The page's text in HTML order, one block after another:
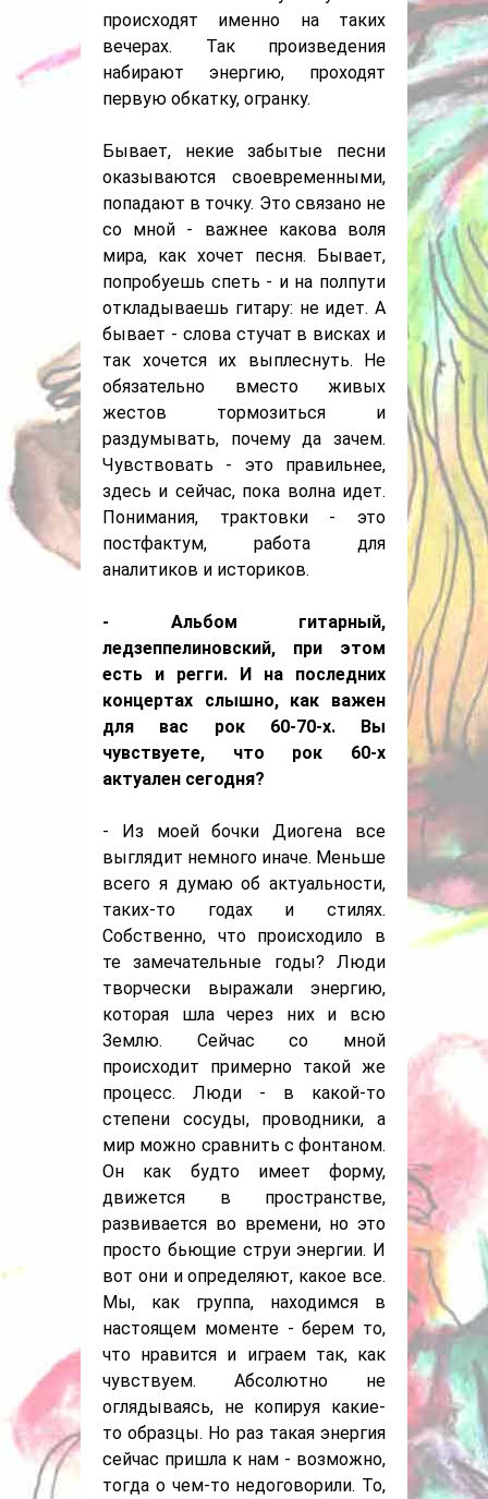
происходят именно на таких
вечерах. Так произведения
набирают энергию, проходят
первую обкатку, огранку.
Бывает, некие забытые песни
оказываются своевременными,
попадают в точку. Это связано не
со мной - важнее какова воля
мира, как хочет песня. Бывает,
попробуешь спеть - и на полпути
откладываешь гитару: не идет. А
бывает - слова стучат в висках и
так хочется их выплеснуть. Не
обязательно вместо живых
жестов тормозиться и
раздумывать, почему да зачем.
Чувствовать - это правильнее,
здесь и сейчас, пока волна идет.
Понимания, трактовки - это
постфактум, работа для
аналитиков и историков.
- Альбом гитарный,
ледзеппелиновский, при этом
есть и регги. И на последних
концертах слышно, как важен
для вас рок 60-70-х. Вы
чувствуете, что рок 60-х
актуален сегодня?
- Из моей бочки Диогена все
выглядит немного иначе. Меньше
всего я думаю об актуальности,
таких-то годах и стилях.
Собственно, что происходило в
те замечательные годы? Люди
творчески выражали энергию,
которая шла через них и всю
Землю. Сейчас со мной
происходит примерно такой же
процесс. Люди - в какой-то
степени сосуды, проводники, а
мир можно сравнить с фонтаном.
Он как будто имеет форму,
движется в пространстве,
развивается во времени, но это
просто бьющие струи энергии. И
вот они и определяют, какое все.
Мы, как группа, находимся в
настоящем моменте - берем то,
что нравится и играем так, как
чувствуем. Абсолютно не
оглядываясь, не копируя какие-
то образцы. Но раз такая энергия
сейчас пришла к нам - возможно,
тогда о чем-то недоговорили. То,